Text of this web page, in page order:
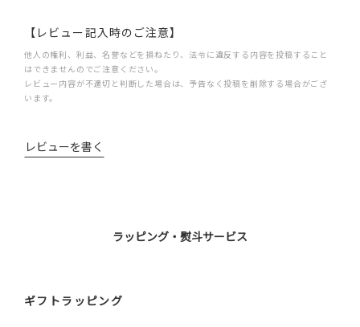
【レビュー記入時のご注意】
他人の権利、利益、名誉などを損ねたり、法令に違反する内容を投稿すること
はできませんのでご注意ください。
レビュー内容が不適切と判断した場合は、予告なく投稿を削除する場合がござ
います。
レビューを書く
ラッピング・熨斗サービス
ギフトラッピング